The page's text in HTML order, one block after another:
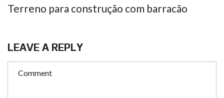
Terreno para construção com barracão
LEAVE A REPLY